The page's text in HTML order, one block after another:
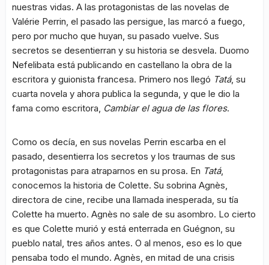
nuestras vidas. A las protagonistas de las novelas de
Valérie Perrin, el pasado las persigue, las marcó a fuego,
pero por mucho que huyan, su pasado vuelve. Sus
secretos se desentierran y su historia se desvela. Duomo
Nefelibata está publicando en castellano la obra de la
escritora y guionista francesa. Primero nos llegó Tatá, su
cuarta novela y ahora publica la segunda, y que le dio la
fama como escritora, Cambiar el agua de las flores.
Como os decía, en sus novelas Perrin escarba en el
pasado, desentierra los secretos y los traumas de sus
protagonistas para atraparnos en su prosa. En Tatá,
conocemos la historia de Colette. Su sobrina Agnès,
directora de cine, recibe una llamada inesperada, su tía
Colette ha muerto. Agnès no sale de su asombro. Lo cierto
es que Colette murió y está enterrada en Guégnon, su
pueblo natal, tres años antes. O al menos, eso es lo que
pensaba todo el mundo. Agnès, en mitad de una crisis